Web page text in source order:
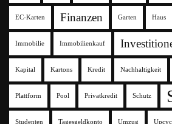
EC-Karten Finanzen Garten Haus
Immobilie Immobilienkauf
Kapital Kartons Kredit Nachhaltigkeit
Plattform Pool Privatkredit Schutz
Studenten Tagesgeldkonto Umzug